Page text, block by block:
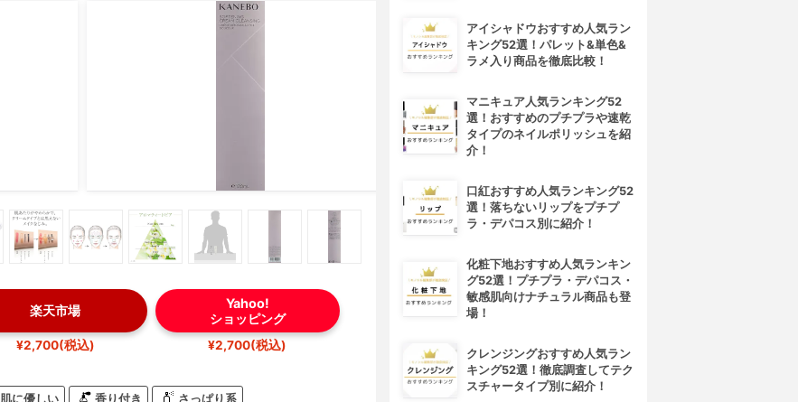
楽天市場
¥2,700(税込)
Yahoo!
ショッピング
¥2,700(税込)
肌に優しい 香り付き さっぱり系
アイシャドウおすすめ人気ラン
キング52選！パレット&単色&
ラメ入り商品を徹底比較！
マニキュア人気ランキング52
選！おすすめのプチプラや速乾
タイプのネイルポリッシュを紹
介！
口紅おすすめ人気ランキング52
選！落ちないリップをプチプ
ラ・デパコス別に紹介！
化粧下地おすすめ人気ランキン
グ52選！プチプラ・デパコス・
敏感肌向けナチュラル商品も登
場！
クレンジングおすすめ人気ラン
キング52選！徹底調査してテク
スチャータイプ別に紹介！